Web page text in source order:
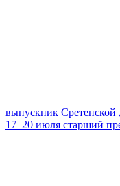
выпускник
17–20 июля старший